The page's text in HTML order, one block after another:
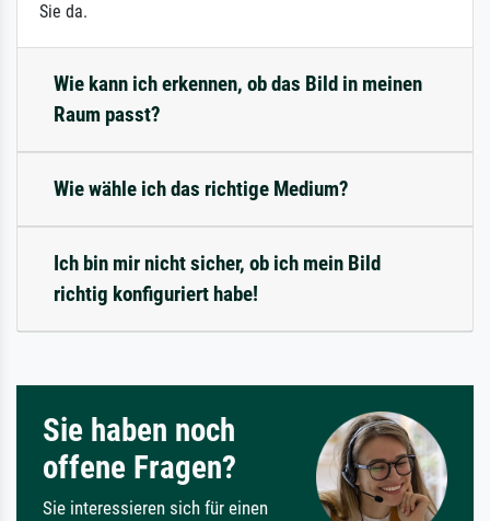
Sie da.
Wie kann ich erkennen, ob das Bild in meinen
Raum passt?
Wie wähle ich das richtige Medium?
Ich bin mir nicht sicher, ob ich mein Bild
richtig konfiguriert habe!
Sie haben noch
offene Fragen?
Sie interessieren sich für einen